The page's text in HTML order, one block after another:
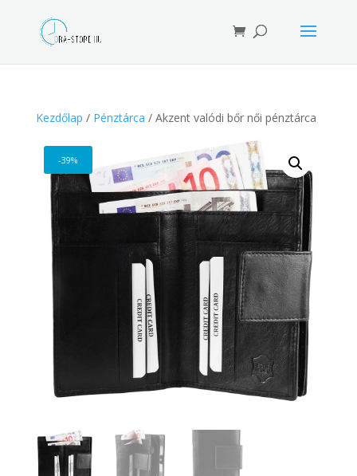
search
Kezdőlap / Pénztárca / Akzent valódi bőr női pénztárca
-39%